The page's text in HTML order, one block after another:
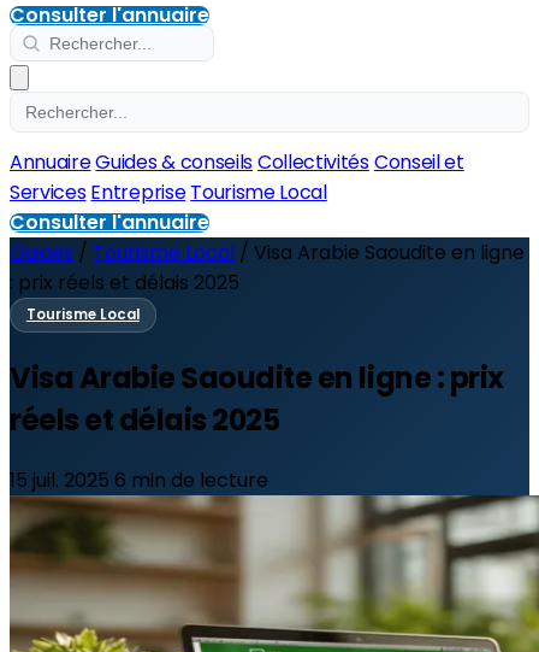
Consulter l'annuaire
AnnuaireGuides & conseilsCollectivitésConseil et
ServicesEntreprise Tourisme Local
Consulter l'annuaire
Guides / Tourisme Local / Visa Arabie Saoudite en ligne
: prix réels et délais 2025
Tourisme Local
Visa Arabie Saoudite en ligne : prix
réels et délais 2025
15 juil. 2025 6 min de lecture